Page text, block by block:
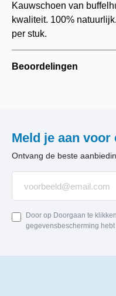
Kauwschoen van
kwaliteit. 100%
per stuk.
Beoordelingen
Meld je aan
Ontvang de beste
Door op Doorgaan te
gegevensbescherming